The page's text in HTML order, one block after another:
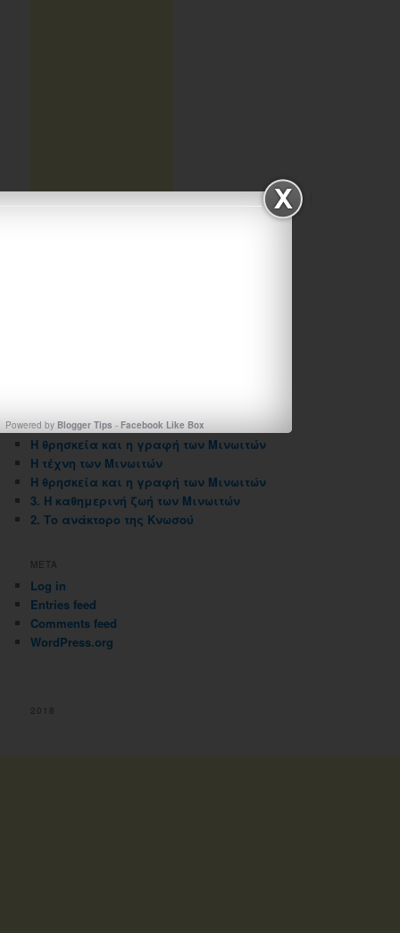
ΠΡΟΣΦΑΤΑ ΑΡΘΡΑ
Η θρησκεία και η γραφή των Μινωιτών
Η τέχνη των Μινωιτών
Η θρησκεία και η γραφή των Μινωιτών
3. Η καθημερινή ζωή των Μινωιτών
2. Το ανάκτορο της Κνωσού
META
Log in
Entries feed
Comments feed
WordPress.org
Powered by Blogger Tips - Facebook Like Box
2018